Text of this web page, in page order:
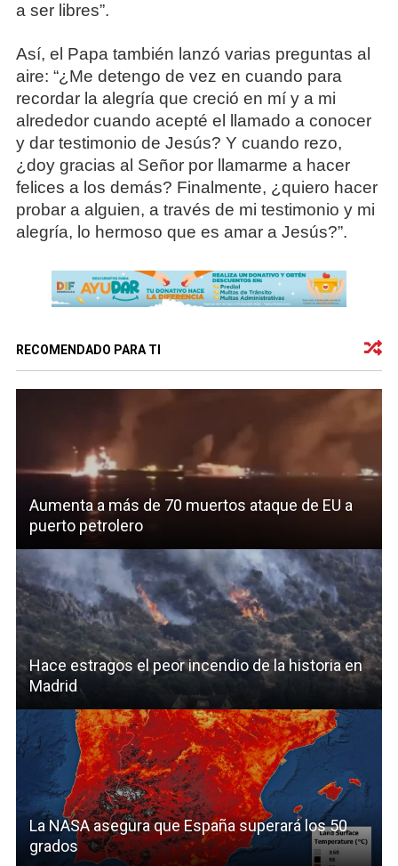
a ser libres”.
Así, el Papa también lanzó varias preguntas al
aire: “¿Me detengo de vez en cuando para
recordar la alegría que creció en mí y a mi
alrededor cuando acepté el llamado a conocer
y dar testimonio de Jesús? Y cuando rezo,
¿doy gracias al Señor por llamarme a hacer
felices a los demás? Finalmente, ¿quiero hacer
probar a alguien, a través de mi testimonio y mi
alegría, lo hermoso que es amar a Jesús?”.
RECOMENDADO PARA TI
Aumenta a más de 70 muertos ataque de EU a
puerto petrolero
Hace estragos el peor incendio de la historia en
Madrid
La NASA asegura que España superará los 50
grados